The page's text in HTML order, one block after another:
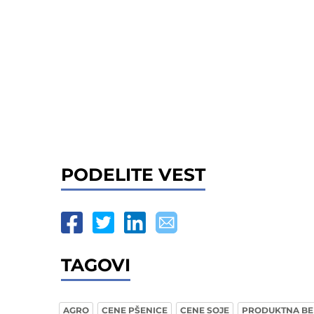
PODELITE VEST
TAGOVI
AGRO CENE PŠENICE CENE SOJE PRODUKTNA